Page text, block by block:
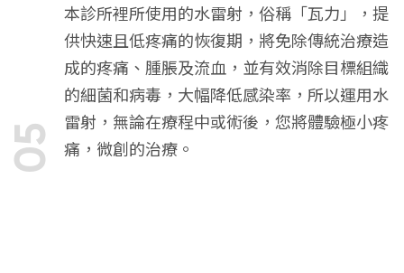
本診所裡所使用的水雷射，俗稱「瓦力」，提
供快速且低疼痛的恢復期，將免除傳統治療造
成的疼痛、腫脹及流血，並有效消除目標組織
的細菌和病毒，大幅降低感染率，所以運用水
雷射，無論在療程中或術後，您將體驗極小疼
痛，微創的治療。
05